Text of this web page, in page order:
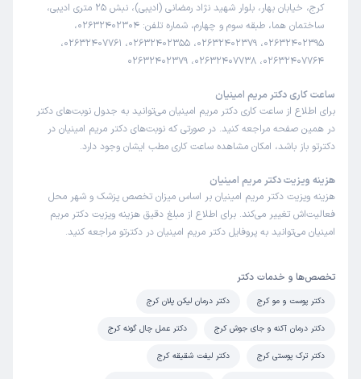
دوبار پیش خانم دکتر رفتم تشخیص عالی و درمان شدم
علت مراجعه: درمان عفونت‌های قارچی و ویروسی پوست
مانی
(
1405/04/18
)
این پزشک را پیشنهاد میکنم
خوش برخورد
علت مراجعه: درمان عفونت‌های قارچی و ویروسی پوست
حمید
زمان انتظار: 0-15 دقیقه
کرج، خیابان بهار، بلوار شهید نژاد رمضانی (ادیبی)، نبش 25 متری ادیبی،
ساختمان هما، طبقه سوم و چهارم، شماره تلفن: 02632402304،
02632402395، 02632402379، 02632402355، 02632407761،
02632407764، 02632407738، 02632402379
ساعت کاری دکتر مریم امینیان
برای اطلاع از ساعت کاری دکتر مریم امینیان می‌توانید به جدول نوبت‌های دکتر
در همین صفحه مراجعه کنید. در صورتی که نوبت‌های دکتر مریم امینیان در
دکترتو باز باشد، امکان مشاهده ساعت کاری مطب ایشان وجود دارد.
هزینه ویزیت دکتر مریم امینیان
هزینه ویزیت دکتر مریم امینیان بر اساس میزان تخصص پزشک و شهر محل
فعالیت‌اش تغییر می‌کند. برای اطلاع از مبلغ دقیق هزینه ویزیت دکتر مریم
امینیان می‌توانید به پروفایل دکتر مریم امینیان در دکترتو مراجعه کنید.
تخصص‌ها و خدمات دکتر
دکتر پوست و مو کرج دکتر درمان لیکن پلان کرج
دکتر درمان آکنه و جای جوش کرج دکتر عمل چال گونه کرج
دکتر ترک پوستی کرج دکتر لیفت شقیقه کرج